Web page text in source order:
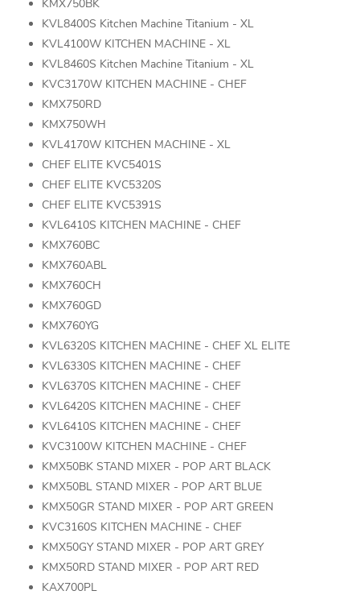
KMX750BK
KVL8400S Kitchen Machine Titanium - XL
KVL4100W KITCHEN MACHINE - XL
KVL8460S Kitchen Machine Titanium - XL
KVC3170W KITCHEN MACHINE - CHEF
KMX750RD
KMX750WH
KVL4170W KITCHEN MACHINE - XL
CHEF ELITE KVC5401S
CHEF ELITE KVC5320S
CHEF ELITE KVC5391S
KVL6410S KITCHEN MACHINE - CHEF
KMX760BC
KMX760ABL
KMX760CH
KMX760GD
KMX760YG
KVL6320S KITCHEN MACHINE - CHEF XL ELITE
KVL6330S KITCHEN MACHINE - CHEF
KVL6370S KITCHEN MACHINE - CHEF
KVL6420S KITCHEN MACHINE - CHEF
KVL6410S KITCHEN MACHINE - CHEF
KVC3100W KITCHEN MACHINE - CHEF
KMX50BK STAND MIXER - POP ART BLACK
KMX50BL STAND MIXER - POP ART BLUE
KMX50GR STAND MIXER - POP ART GREEN
KVC3160S KITCHEN MACHINE - CHEF
KMX50GY STAND MIXER - POP ART GREY
KMX50RD STAND MIXER - POP ART RED
KAX700PL